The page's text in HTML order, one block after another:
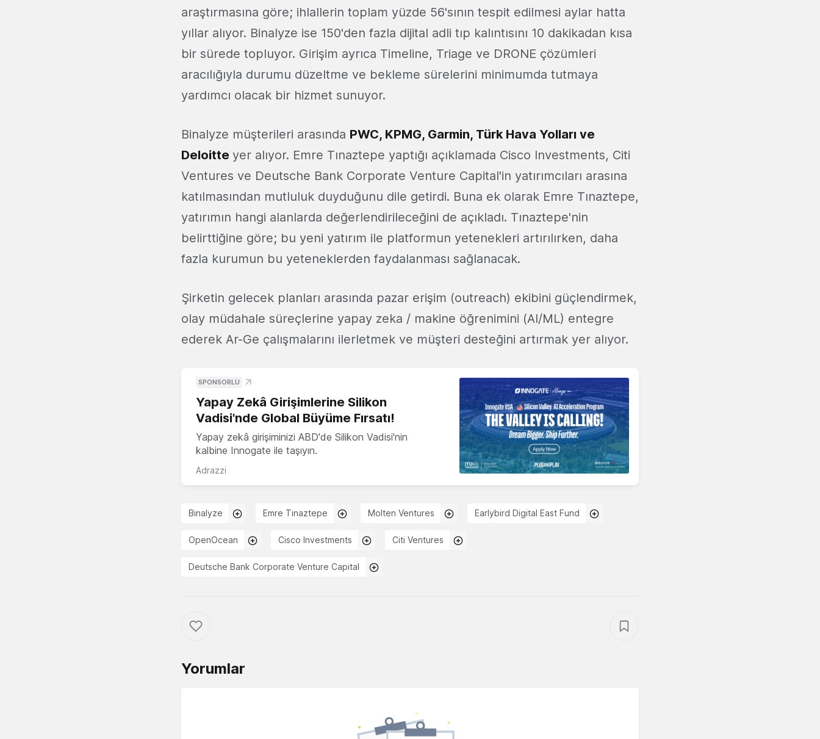
araştırmasına göre; ihlallerin toplam yüzde 56'sının tespit edilmesi aylar hatta
yıllar alıyor. Binalyze ise 150'den fazla dijital adli tıp kalıntısını 10 dakikadan kısa
bir sürede topluyor. Girişim ayrıca Timeline, Triage ve DRONE çözümleri
aracılığıyla durumu düzeltme ve bekleme sürelerini minimumda tutmaya
yardımcı olacak bir hizmet sunuyor.
Binalyze müşterileri arasında PWC, KPMG, Garmin, Türk Hava Yolları ve
Deloitte yer alıyor. Emre Tınaztepe yaptığı açıklamada Cisco Investments, Citi
Ventures ve Deutsche Bank Corporate Venture Capital'in yatırımcıları arasına
katılmasından mutluluk duyduğunu dile getirdi. Buna ek olarak Emre Tınaztepe,
yatırımın hangi alanlarda değerlendirileceğini de açıkladı. Tınaztepe'nin
belirttiğine göre; bu yeni yatırım ile platformun yetenekleri artırılırken, daha
fazla kurumun bu yeteneklerden faydalanması sağlanacak.
Şirketin gelecek planları arasında pazar erişim (outreach) ekibini güçlendirmek,
olay müdahale süreçlerine yapay zeka / makine öğrenimini (AI/ML) entegre
ederek Ar-Ge çalışmalarını ilerletmek ve müşteri desteğini artırmak yer alıyor.
SPONSORLU
Yapay Zekâ Girişimlerine Silikon
Vadisi'nde Global Büyüme Fırsatı!
Yapay zekâ girişiminizi ABD'de Silikon Vadisi'nin
kalbine Innogate ile taşıyın.
Adrazzi
Binalyze Emre Tınaztepe Molten Ventures Earlybird Digital East Fund
OpenOcean Cisco Investments Citi Ventures
Deutsche Bank Corporate Venture Capital
Yorumlar